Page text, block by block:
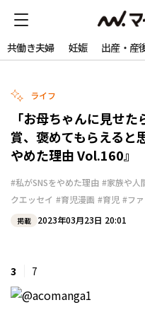
共働き夫婦 妊娠 出産・産
ライフ
「お母ちゃんに見せ
賞、褒めてもらえる
やめた理由 Vol.160』
#私がSNSをやめた理由 #家族や人
クエッセイ #育児漫画 #育児 #フ
掲載 2023年03月23日 20:01
3 7